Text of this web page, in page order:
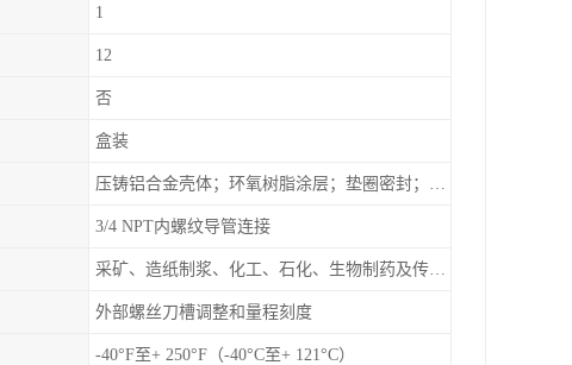
1
12
否
盒装
压铸铝合金壳体；环氧树脂涂层；垫圈密封；卡紧螺丝
3/4 NPT内螺纹导管连接
采矿、造纸制浆、化工、石化、生物制药及传统工业应用领域
外部螺丝刀槽调整和量程刻度
-40°F至+ 250°F（-40°C至+ 121°C）